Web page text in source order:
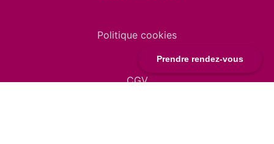
Prendre rendez-vous
Politique cookies
CGV